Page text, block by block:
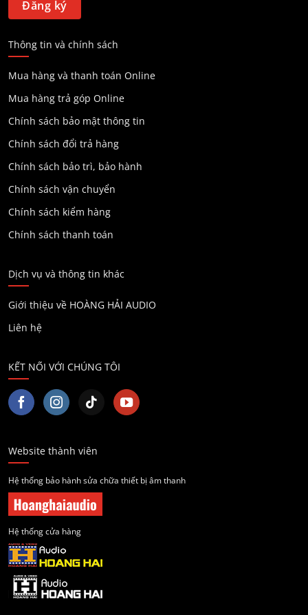
Thông tin và chính sách
Mua hàng và thanh toán Online
Mua hàng trả góp Online
Chính sách bảo mật thông tin
Chính sách đổi trả hàng
Chính sách bảo trì, bảo hành
Chính sách vận chuyển
Chính sách kiểm hàng
Chính sách thanh toán
Dịch vụ và thông tin khác
Giới thiệu về HOÀNG HẢI AUDIO
Liên hệ
KẾT NỐI VỚI CHÚNG TÔI
Website thành viên
Hệ thống bảo hành sửa chữa thiết bị âm thanh
Hệ thống cửa hàng